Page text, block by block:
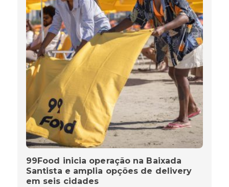
99Food inicia operação na Baixada
Santista e amplia opções de delivery
em seis cidades